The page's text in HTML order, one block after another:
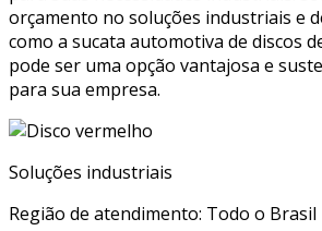
orçamento no soluções industriais e
como a sucata automotiva de discos
pode ser uma opção vantajosa e
para sua empresa.
Soluções industriais
Região de atendimento: Todo o Brasil